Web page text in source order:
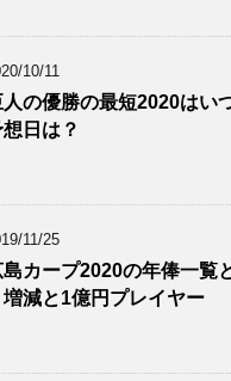
10/11
人の優勝の最短2020はい
日は？
11/25
島カープ2020の年俸一覧
増減と1億円プレイヤー